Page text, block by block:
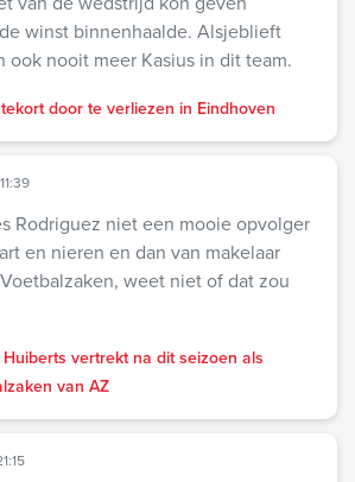
winst binnenhaalde. Alsjeblieft
ook nooit meer Kasius in dit team.
door te verliezen in Eindhoven
Rodriguez niet een mooie opvolger
en nieren en dan van makelaar
weet niet of dat zou
Huiberts vertrekt na dit seizoen als
van AZ